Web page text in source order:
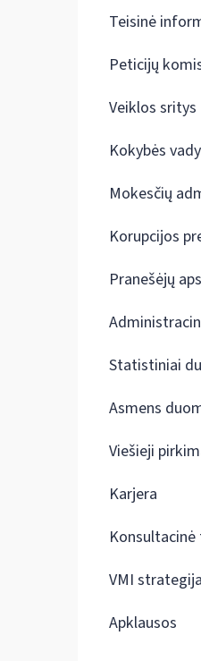
Teisinė
Peticijų
Veiklos sritys
Kokybės
Mokesčių
Korupcijos
Pranešėjų
Statistiniai
Asmens
Viešieji
Karjera
Konsultacinė
VMI strategija
Apklausos